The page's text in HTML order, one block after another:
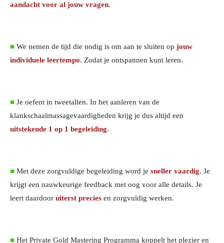
aandacht voor al jouw vragen.
■ We nemen de tijd die nodig is om aan te sluiten op jouw
individuele leertempo. Zodat je ontspannen kunt leren.
■ Je oefent in tweetallen. In het aanleren van de
klankschaalmassagevaardigheden krijg je dus altijd een
uitstekende 1 op 1 begeleiding.
■ Met deze zorgvuldige begeleiding word je sneller vaardig. Je
krijgt een nauwkeurige feedback met oog voor alle details. Je
leert daardoor uiterst precies en zorgvuldig werken.
■ Het Private Gold Mastering Programma koppelt het plezier en